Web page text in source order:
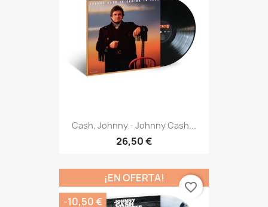
Cash, Johnny - Johnny Cash...
26,50 €
¡EN OFERTA!
-10,50 €
favorite_border